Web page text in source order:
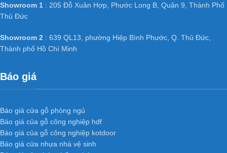
Showroom 1 : 205 Đỗ Xuân Hợp, Phước Long B, Quận 9, Thành Phố
Thủ Đức
Showroom 2 : 639 QL13, phường Hiệp Bình Phước, Q. Thủ Đức,
Thành phố Hồ Chí Minh
Báo giá
Báo giá cửa gỗ phòng ngủ
Báo giá của gỗ công nghiệp hdf
Báo giá của gỗ công nghiệp kotdoor
Báo giá cửa nhựa nhà vệ sinh